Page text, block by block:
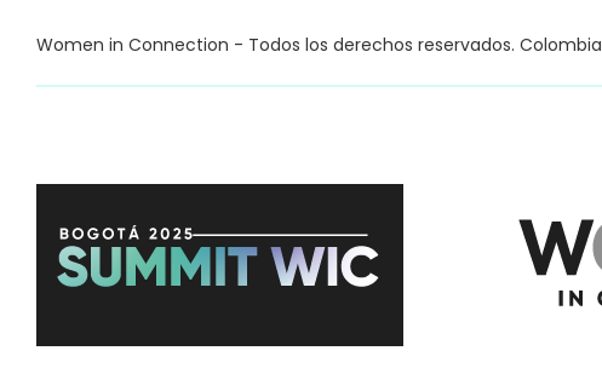
Women in Connection - Todos los derechos reservados. Colombia